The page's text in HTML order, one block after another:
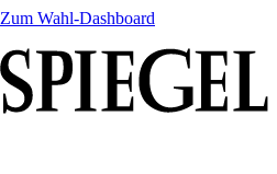
Zum Wahl-Dashboard